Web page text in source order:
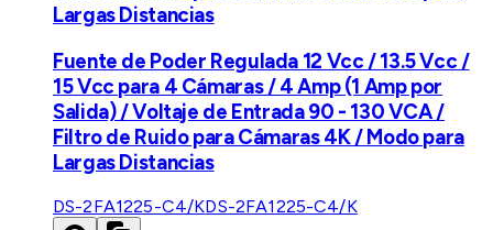
Largas Distancias
Fuente de Poder Regulada 12 Vcc / 13.5 Vcc /
15 Vcc para 4 Cámaras / 4 Amp (1 Amp por
Salida) / Voltaje de Entrada 90 - 130 VCA /
Filtro de Ruido para Cámaras 4K / Modo para
Largas Distancias
DS-2FA1225-C4/KDS-2FA1225-C4/K